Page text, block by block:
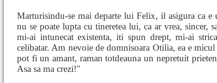
Marturisindu-se mai departe lui Felix, il asigura ca
nu se poate lupta cu tineretea lui, ca ar vrea, sincer,
mi-ai intunecat existenta, iti spun drept, mi-ai
celibatar. Am nevoie de domnisoara Otilia, ea e
pot fi un amant, raman totdeauna un nepretuit
Asa sa ma crezi!"